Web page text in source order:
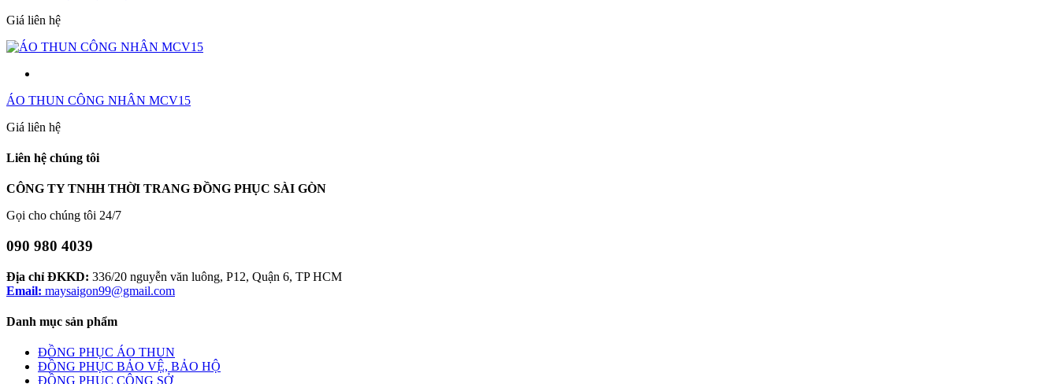
Giá liên hệ
ÁO THUN CÔNG NHÂN MCV15
Giá liên hệ
Liên hệ chúng tôi
CÔNG TY TNHH THỜI TRANG ĐỒNG PHỤC SÀI GÒN
Gọi cho chúng tôi 24/7
090 980 4039
Địa chỉ ĐKKD: 336/20 nguyễn văn luông, P12, Quận 6, TP HCM
Email: maysaigon99@gmail.com
Danh mục sản phẩm
ĐỒNG PHỤC ÁO THUN
ĐỒNG PHỤC BẢO VỆ, BẢO HỘ
ĐỒNG PHỤC CÔNG SỞ